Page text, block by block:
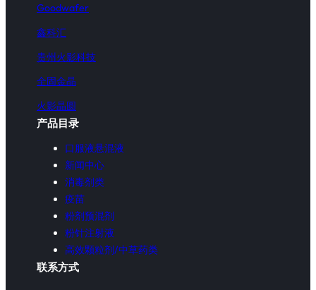
Goodwafer
鑫科汇
贵州火影科技
全固金晶
火影晶圆
产品目录
口服液悬混液
新闻中心
消毒剂类
疫苗
粉剂预混剂
粉针注射液
高效颗粒剂/中草药类
联系方式